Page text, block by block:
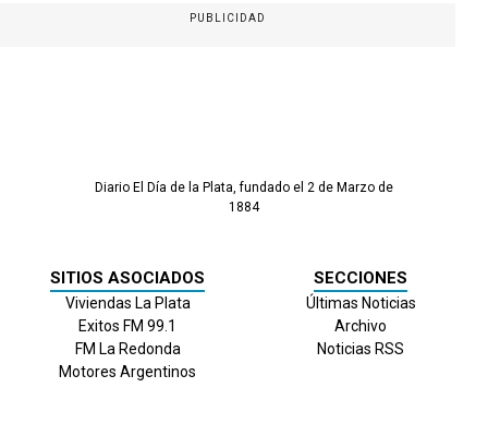
PUBLICIDAD
Diario El Día de la Plata, fundado el 2 de Marzo de
1884
SITIOS ASOCIADOS
Viviendas La Plata
Exitos FM 99.1
FM La Redonda
Motores Argentinos
SECCIONES
Últimas Noticias
Archivo
Noticias RSS